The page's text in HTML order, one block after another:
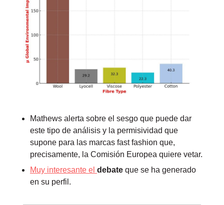
Mathews alerta sobre el sesgo que puede dar
este tipo de análisis y la permisividad que
supone para las marcas fast fashion que,
precisamente, la Comisión Europea quiere vetar.
Muy interesante el debate que se ha generado
en su perfil.